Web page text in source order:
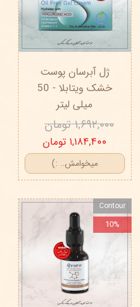
ژل آبرسان پوست
خشک ویتابلا - 50
میلی لیتر
۱,۶۹۲,۰۰۰ تومان
۱,۱۸۴,۴۰۰ تومان
میخوامش.. :)
Contour
10%